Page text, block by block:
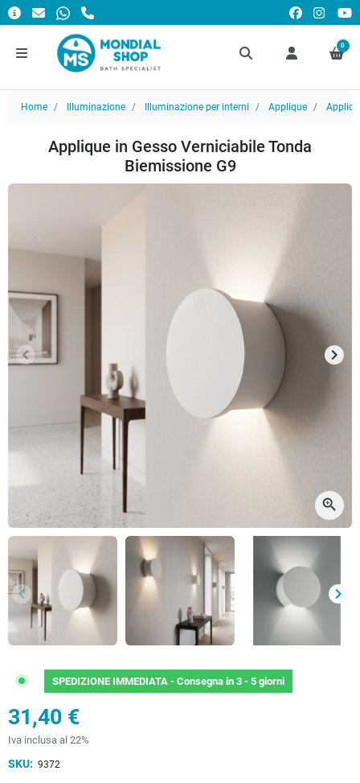
0
Home Illuminazione Illuminazione per interni Applique
Applique in Gesso Verniciabile Tonda
Biemissione G9
Precedente
keyboard_arrow_left keyboard_arrow_right
zoom_in
Precedente
keyboard_arrow_left keyboard_arrow_right
SPEDIZIONE IMMEDIATA - Consegna in 3 - 5 giorni
31,40 €
Iva inclusa al 22%
SKU: 9372